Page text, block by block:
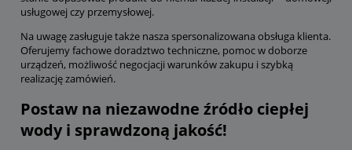
usługowej czy przemysłowej.
Na uwagę zasługuje także nasza spersonalizowana obsługa klienta.
Oferujemy fachowe doradztwo techniczne, pomoc w doborze
urządzeń, możliwość negocjacji warunków zakupu i szybką
realizację zamówień.
Postaw na niezawodne źródło ciepłej
wody i sprawdzoną jakość!